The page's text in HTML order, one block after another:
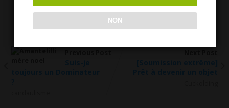
NON